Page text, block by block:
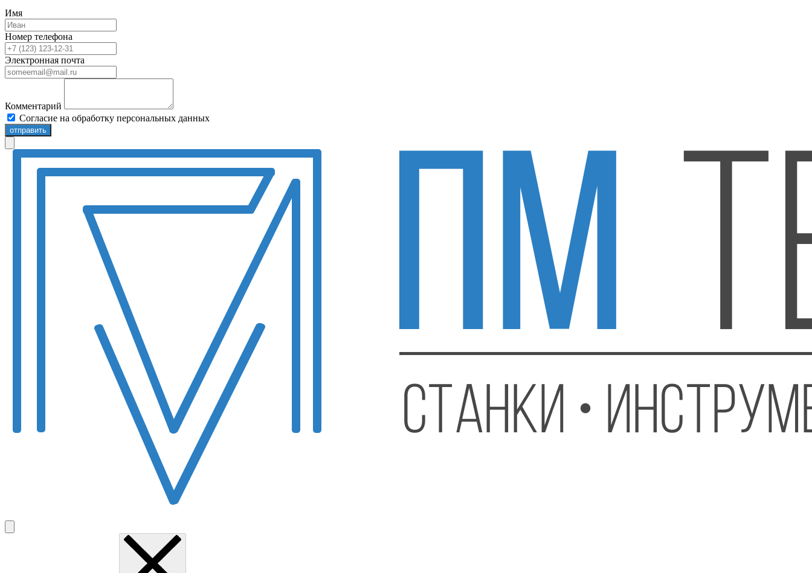
Имя
Номер телефона
Электронная почта
Комментарий
Согласие на обработку персональных данных
отправить